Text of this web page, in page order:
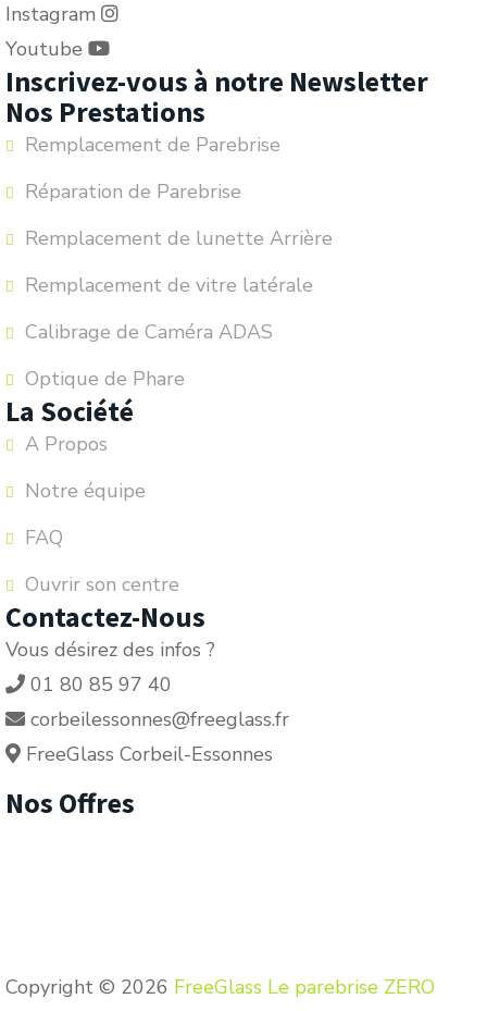
Instagram
Youtube
Inscrivez-vous à notre Newsletter
Nos Prestations
Remplacement de Parebrise
Réparation de Parebrise
Remplacement de lunette Arrière
Remplacement de vitre latérale
Calibrage de Caméra ADAS
Optique de Phare
La Société
A Propos
Notre équipe
FAQ
Ouvrir son centre
Contactez-Nous
Vous désirez des infos ?
01 80 85 97 40
corbeilessonnes@freeglass.fr
FreeGlass Corbeil-Essonnes
Nos Offres
Copyright © 2026 FreeGlass Le parebrise ZERO